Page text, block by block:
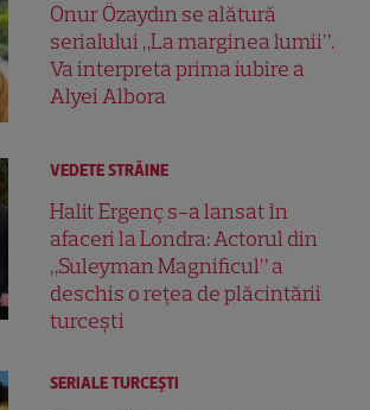
Onur Özaydın se alătură
serialului „La marginea lumii”.
Va interpreta prima iubire a
Alyei Albora
VEDETE STRĂINE
Halit Ergenç s-a lansat în
afaceri la Londra: Actorul din
„Suleyman Magnificul” a
deschis o rețea de plăcintării
turcești
SERIALE TURCEŞTI